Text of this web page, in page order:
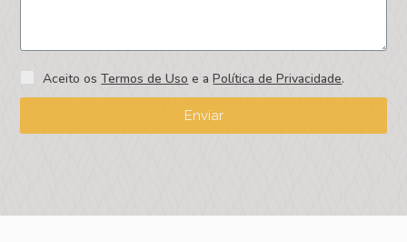
Aceito osTermos de Uso e aPolítica de Privacidade.
Enviar